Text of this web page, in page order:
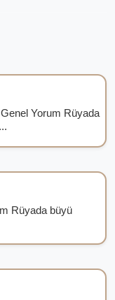
Yorum Rüyada
Rüyada büyü